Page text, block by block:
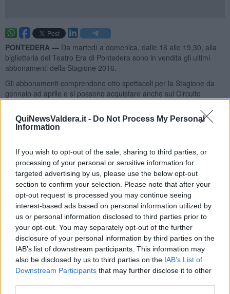
QuiNewsValdera.it - Do Not Process My Personal
Information
If you wish to opt-out of the sale, sharing to third parties, or
processing of your personal or sensitive information for
targeted advertising by us, please use the below opt-out
section to confirm your selection. Please note that after your
opt-out request is processed you may continue seeing
interest-based ads based on personal information utilized by
us or personal information disclosed to third parties prior to
your opt-out. You may separately opt-out of the further
disclosure of your personal information by third parties on the
IAB’s list of downstream participants. This information may
also be disclosed by us to third parties on the IAB’s List of
Downstream Participants that may further disclose it to other
PONTEDERA — Da martedì a domenica, dalle 16 alle 19,30, alla
biglietteria del Teatro Era di Pontedera sono in vendita gli ultimi
abbonamenti della Stagione 2016.
Gli abbonamenti comprendono otto spettacoli per la Stagione da
gennaio ad aprile e si possono acquistare anche sul Circuito
Boxoffice Toscana.
Al Teatro Era arriverannoSilvio Orlando, Marina Massironi,
Stefano Accorsi, Fabrizio Bentivoglio, Maria Pia Calzone e
Isabella Ragonese, Umberto Orsini, Monica Piseddu, Toni
Servillo, Roberto Bacci con Lear.
Prossimi spettacoli -Intanto sabato 31 ottobre e domenica 1
novembre appuntamento di danza al Teatro Era di Pontedera.
Virgilio Sieni,uno dei più importanti coreografi contemporanei in
Europa con la nuova creazioneAngelus Novus.
Da martedì 3 a domenica 8 novembre, la neoironica compagnia
Carrozzeria Orfeo, presenta con linguaggio cinico e schietto, il
grottesco e surreale Animali da bar.
Da venerdì 6 novembre a domenica 8 novembre
nei panni di un performer contemporaneo è in scena conRiccardo